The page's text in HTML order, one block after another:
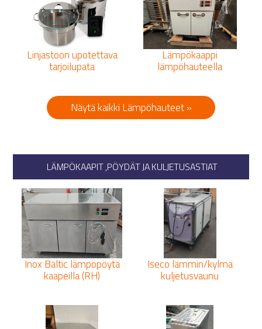
Linjastoon upotettava
tarjoilupata
Lämpökaappi
lämpöhauteella
Näytä kaikki Lämpöhauteet »
LÄMPÖKAAPIT ,PÖYDÄT JA KULJETUSASTIAT
Inox Baltic lämpöpöytä
kaapeilla (RH)
Iseco lämmin/kylmä
kuljetusvaunu